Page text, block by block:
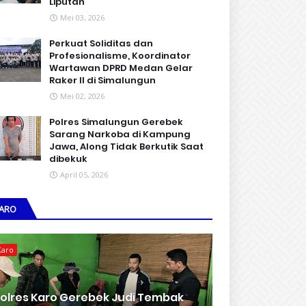
Mei 03, 2026
Perkuat Soliditas dan
Profesionalisme, Koordinator
Wartawan DPRD Medan Gelar
Raker II di Simalungun
Mei 02, 2026
Polres Simalungun Gerebek
Sarang Narkoba di Kampung
Jawa, Along Tidak Berkutik Saat
dibekuk
April 05, 2026
Karo Gerebek Judi Tembak